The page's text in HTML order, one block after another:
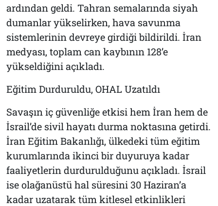
ardından geldi. Tahran semalarında siyah
dumanlar yükselirken, hava savunma
sistemlerinin devreye girdiği bildirildi. İran
medyası, toplam can kaybının 128’e
yükseldiğini açıkladı.
Eğitim Durduruldu, OHAL Uzatıldı
Savaşın iç güvenliğe etkisi hem İran hem de
İsrail’de sivil hayatı durma noktasına getirdi.
İran Eğitim Bakanlığı, ülkedeki tüm eğitim
kurumlarında ikinci bir duyuruya kadar
faaliyetlerin durdurulduğunu açıkladı. İsrail
ise olağanüstü hal süresini 30 Haziran’a
kadar uzatarak tüm kitlesel etkinlikleri